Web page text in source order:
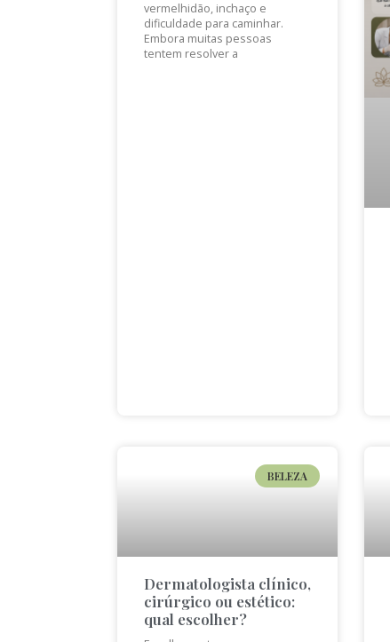
vermelhidão, inchaço e
dificuldade para caminhar.
Embora muitas pessoas
tentem resolver a
BELEZA
Dermatologista clínico,
cirúrgico ou estético:
qual escolher?